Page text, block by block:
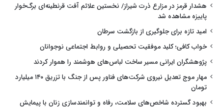
هشدار قرمز در مزارع ذرت شیراز/ نخستین علائم آفت قرنطینه‌ای برگ‌خوار
پاییزه مشاهده شد
امید تازه برای جلوگیری از بازگشت سرطان
خواب کافی؛ کلید موفقیت تحصیلی و روابط اجتماعی نوجوانان
پژوهشگران ایرانی مسیر ساخت لباس‌های هوشمند را هموار کردند
مهار موج تعدیل نیروی شرکت‌های فناور پس از جنگ با تزریق ۱۴۰ میلیارد
تومان
بهبود گسترده شاخص‌های سلامت، رفاه و توانمندسازی زنان با پیمایش